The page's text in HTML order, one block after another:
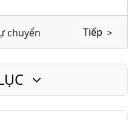
chuyển Tiếp ＞